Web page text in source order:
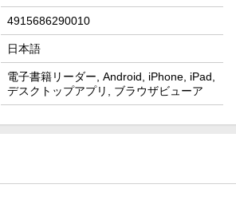
4915686290010
日本語
電子書籍リーダー, Android, iPhone, iPad,
デスクトップアプリ, ブラウザビューア